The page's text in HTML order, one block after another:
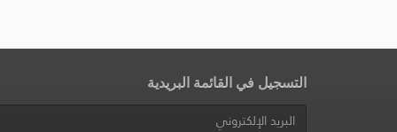
التسجيل في القائمة البريدية